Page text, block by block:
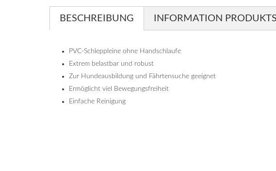
BESCHREIBUNG INFORMATION
PVC-Schleppleine ohne Handschlaufe
Extrem belastbar und robust
Zur Hundeausbildung und Fährtensuche geeignet
Ermöglicht viel Bewegungsfreiheit
Einfache Reinigung